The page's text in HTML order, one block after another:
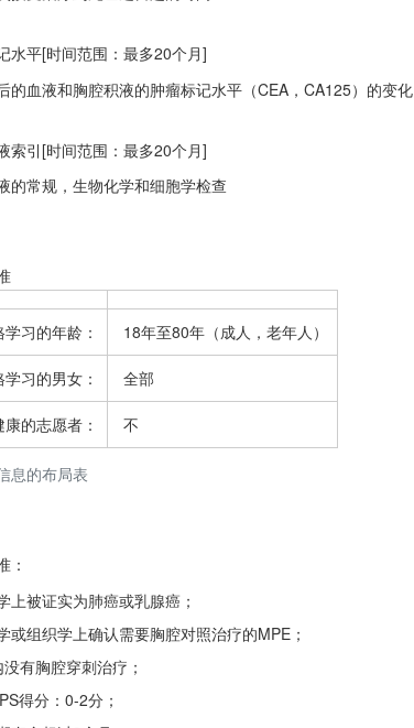
水平[时间范围：最多20个月]
的血液和胸腔积液的肿瘤标记水平（CEA，CA125）的变化
索引[时间范围：最多20个月]
的常规，生物化学和细胞学检查
息的布局表
习的年龄： 18年至80年（成人，老年人）
习的男女： 全部
的志愿者： 不
：
上被证实为肺癌或乳腺癌；
或组织学上确认需要胸腔对照治疗的MPE；
有胸腔穿刺治疗；
得分：0-2分；